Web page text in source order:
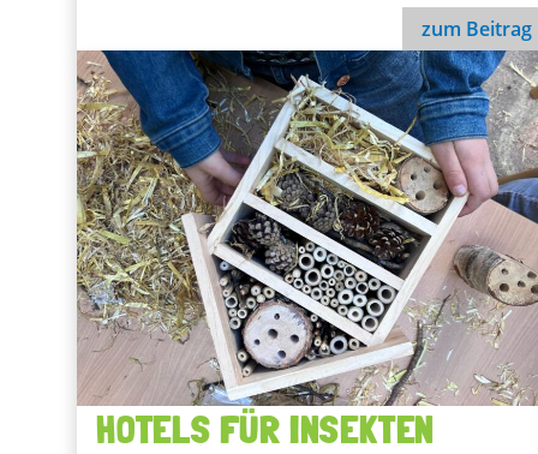
zum Beitrag
HOTELS FÜR INSEKTEN